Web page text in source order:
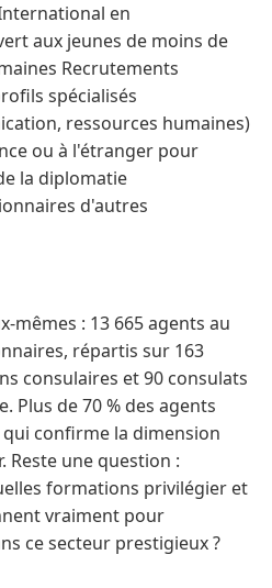
en
aux jeunes de moins de
Recrutements
spécialisés
ressources humaines)
ou à l'étranger pour
la diplomatie
d'autres
mêmes : 13 665 agents au
répartis sur 163
consulaires et 90 consulats
Plus de 70 % des agents
confirme la dimension
Reste une question :
formations privilégier et
vraiment pour
ce secteur prestigieux ?